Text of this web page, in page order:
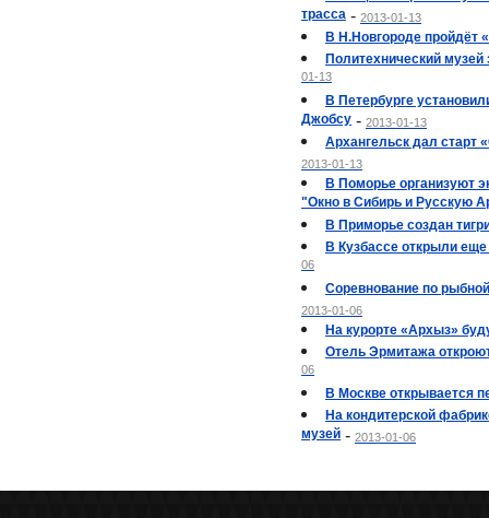
трасса - 2013-01-13
В Н.Новгороде пройдёт
Политехнический
01-13
В Петербурге
Джобсу - 2013-01-13
Архангельск дал старт
2013-01-13
В Поморье организуют
"Окно в Сибирь и Русскую
В Приморье создан
В Кузбассе открыли
06
Соревнование по
2013-01-06
На курорте «Архыз»
Отель Эрмитажа
06
В Москве открывается
На кондитерской
музей - 2013-01-06